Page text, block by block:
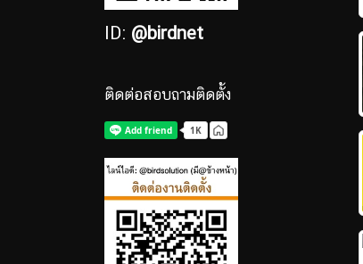
ID: @birdnet
ติดต่อสอบถามติดตั้ง